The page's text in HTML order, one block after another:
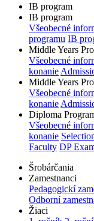
IB program
IB program
Všeobecné
programu IB
Middle Years
Všeobecné
konanie
Middle Years
Všeobecné
konanie
Diploma
Všeobecné
konanie
Faculty DP
Šrobárčania
Zamestnanci
Pedagogickí
Odborní
Žiaci